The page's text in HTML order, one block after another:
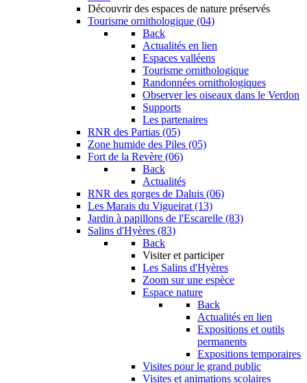
Découvrir des espaces de nature préservés
Tourisme ornithologique (04)
Back
Actualités en lien
Espaces valléens
Tourisme ornithologique
Randonnées ornithologiques
Observer les oiseaux dans le Verdon
Supports
Les partenaires
RNR des Partias (05)
Zone humide des Piles (05)
Fort de la Revère (06)
Back
Actualités
RNR des gorges de Daluis (06)
Les Marais du Vigueirat (13)
Jardin à papillons de l'Escarelle (83)
Salins d'Hyères (83)
Back
Visiter et participer
Les Salins d'Hyères
Zoom sur une espèce
Espace nature
Back
Actualités en lien
Expositions et outils
permanents
Expositions temporaires
Visites pour le grand public
Visites et animations scolaires